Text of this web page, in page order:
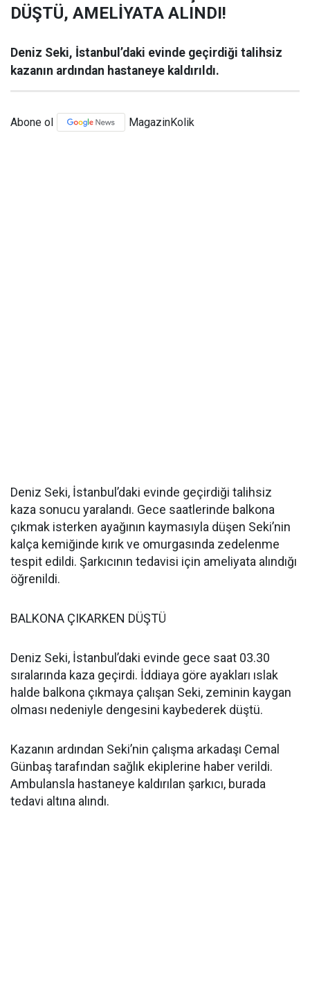
DÜŞTÜ, AMELİYATA ALINDI!
Deniz Seki, İstanbul’daki evinde geçirdiği talihsiz
kazanın ardından hastaneye kaldırıldı.
Abone ol MagazinKolik
Deniz Seki, İstanbul’daki evinde geçirdiği talihsiz
kaza sonucu yaralandı. Gece saatlerinde balkona
çıkmak isterken ayağının kaymasıyla düşen Seki’nin
kalça kemiğinde kırık ve omurgasında zedelenme
tespit edildi. Şarkıcının tedavisi için ameliyata alındığı
öğrenildi.
BALKONA ÇIKARKEN DÜŞTÜ
Deniz Seki, İstanbul’daki evinde gece saat 03.30
sıralarında kaza geçirdi. İddiaya göre ayakları ıslak
halde balkona çıkmaya çalışan Seki, zeminin kaygan
olması nedeniyle dengesini kaybederek düştü.
Kazanın ardından Seki’nin çalışma arkadaşı Cemal
Günbaş tarafından sağlık ekiplerine haber verildi.
Ambulansla hastaneye kaldırılan şarkıcı, burada
tedavi altına alındı.